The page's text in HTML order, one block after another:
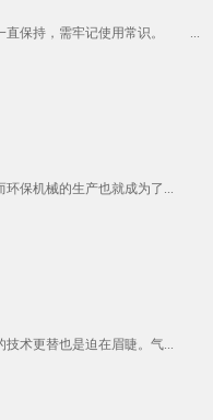
一直保持，需牢记使用常识。 ...
保机械的生产也就成为了...
术更替也是迫在眉睫。气...